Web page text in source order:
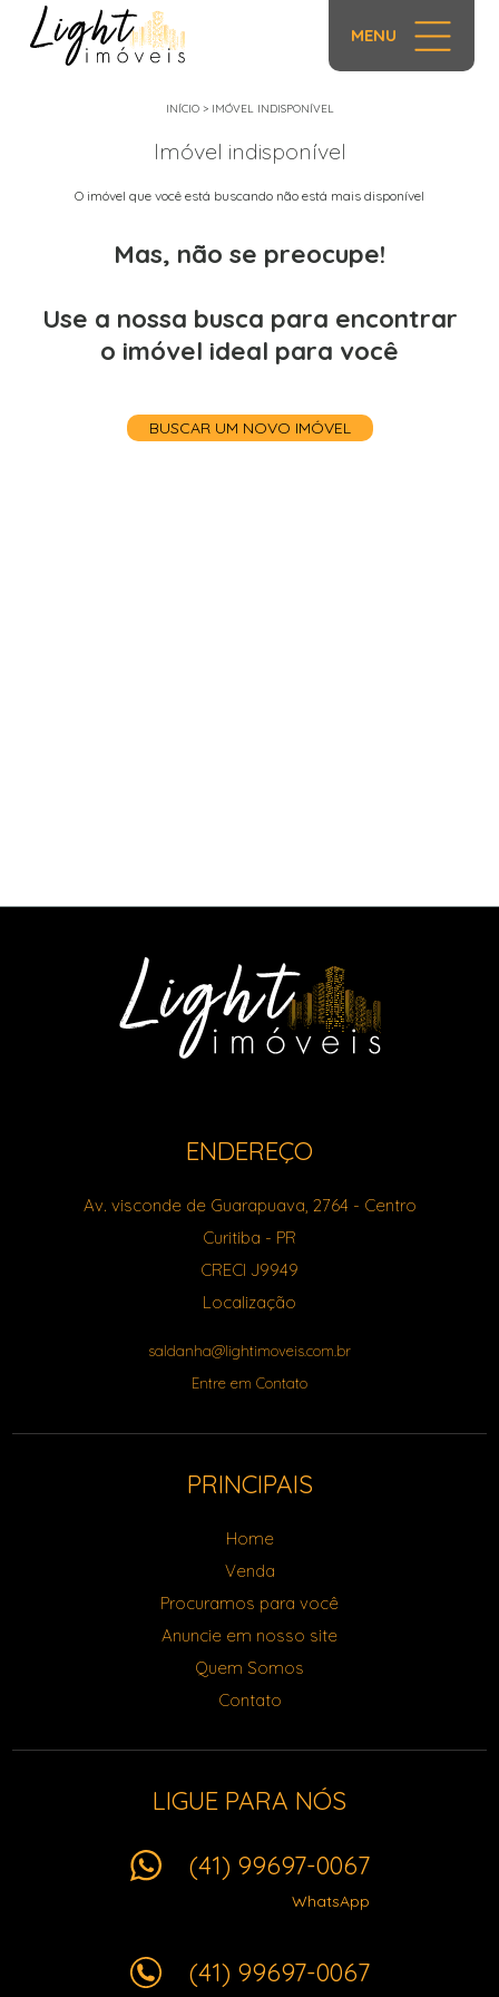
MENU
INÍCIO> IMÓVEL INDISPONÍVEL
Imóvel indisponível
O imóvel que você está buscando não está mais disponível
Mas, não se preocupe!
Use a nossa busca para encontrar
o imóvel ideal para você
BUSCAR UM NOVO IMÓVEL
ENDEREÇO
Av. visconde de Guarapuava, 2764- Centro
Curitiba - PR
CRECI J9949
Localização
saldanha@lightimoveis.com.br
Entre em Contato
PRINCIPAIS
Home
Venda
Procuramos para você
Anuncie em nosso site
Quem Somos
Contato
LIGUE PARA NÓS
(41) 99697-0067
WhatsApp
(41) 99697-0067